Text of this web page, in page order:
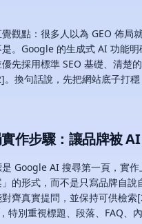
觀點：很多人以為 GEO 佈局
。Google 的生成式 AI 功能
先採用標準 SEO 基礎、清楚
。換句話說，先把網站底子打
作步驟：讓品牌被
Google AI 搜尋第一頁，實
」的形式，而不是只寫品牌自
齊真實提問，並保持可供檢
特別重視標題、段落、FAQ、